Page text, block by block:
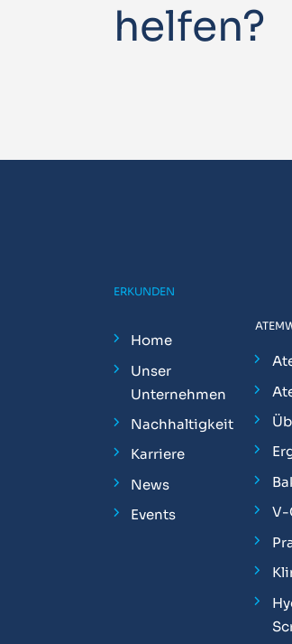
helfen?
ERKUNDEN
Home
Unser
Unternehmen
Nachhaltigkeit
Karriere
News
Events
V-